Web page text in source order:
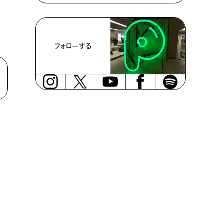
フォローする